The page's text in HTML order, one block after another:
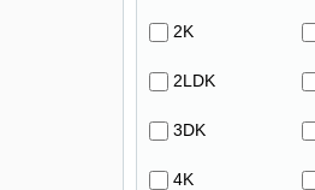
2K
2LDK
3DK
4K